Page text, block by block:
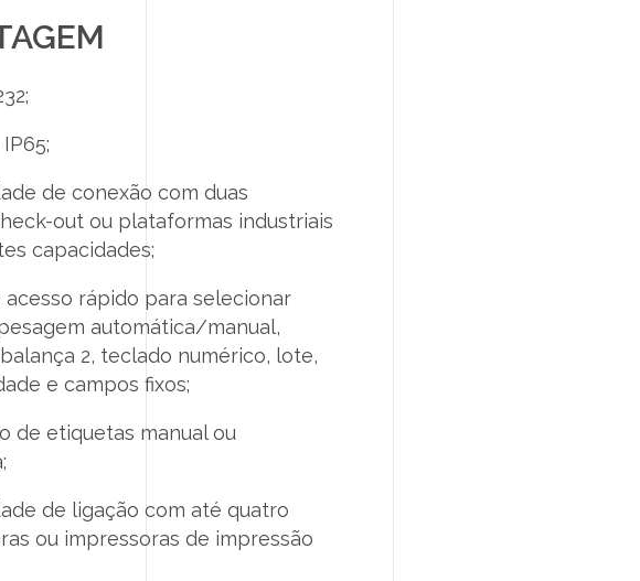
de conexão com duas
out ou plataformas industriais
capacidades;
acesso rápido para selecionar
automática/manual,
2, teclado numérico, lote,
e campos fixos;
de etiquetas manual ou
de ligação com até quatro
ou impressoras de impressão